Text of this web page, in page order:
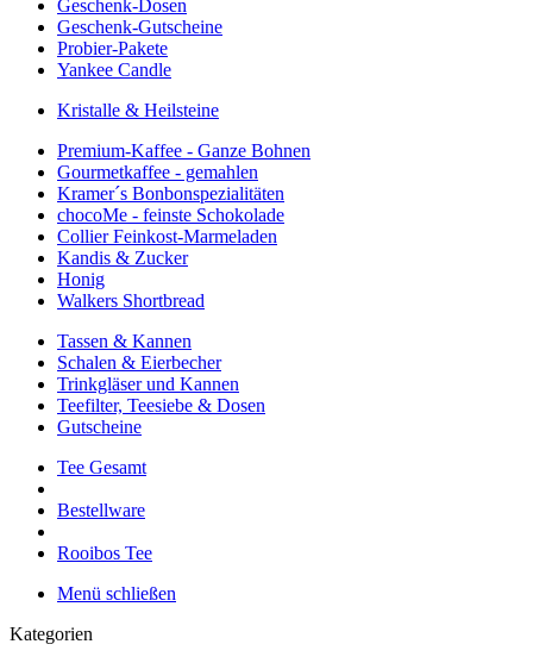
Geschenk-Dosen
Geschenk-Gutscheine
Probier-Pakete
Yankee Candle
Kristalle & Heilsteine
Premium-Kaffee - Ganze Bohnen
Gourmetkaffee - gemahlen
Kramer´s Bonbonspezialitäten
chocoMe - feinste Schokolade
Collier Feinkost-Marmeladen
Kandis & Zucker
Honig
Walkers Shortbread
Tassen & Kannen
Schalen & Eierbecher
Trinkgläser und Kannen
Teefilter, Teesiebe & Dosen
Gutscheine
Tee Gesamt
Bestellware
Rooibos Tee
Menü schließen
Kategorien